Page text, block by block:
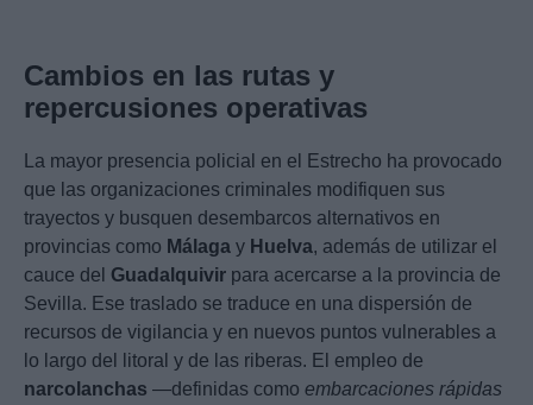
Cambios en las rutas y
repercusiones operativas
La mayor presencia policial en el Estrecho ha provocado
que las organizaciones criminales modifiquen sus
trayectos y busquen desembarcos alternativos en
provincias como Málaga y Huelva, además de utilizar el
cauce del Guadalquivir para acercarse a la provincia de
Sevilla. Ese traslado se traduce en una dispersión de
recursos de vigilancia y en nuevos puntos vulnerables a
lo largo del litoral y de las riberas. El empleo de
narcolanchas —definidas como embarcaciones rápidas